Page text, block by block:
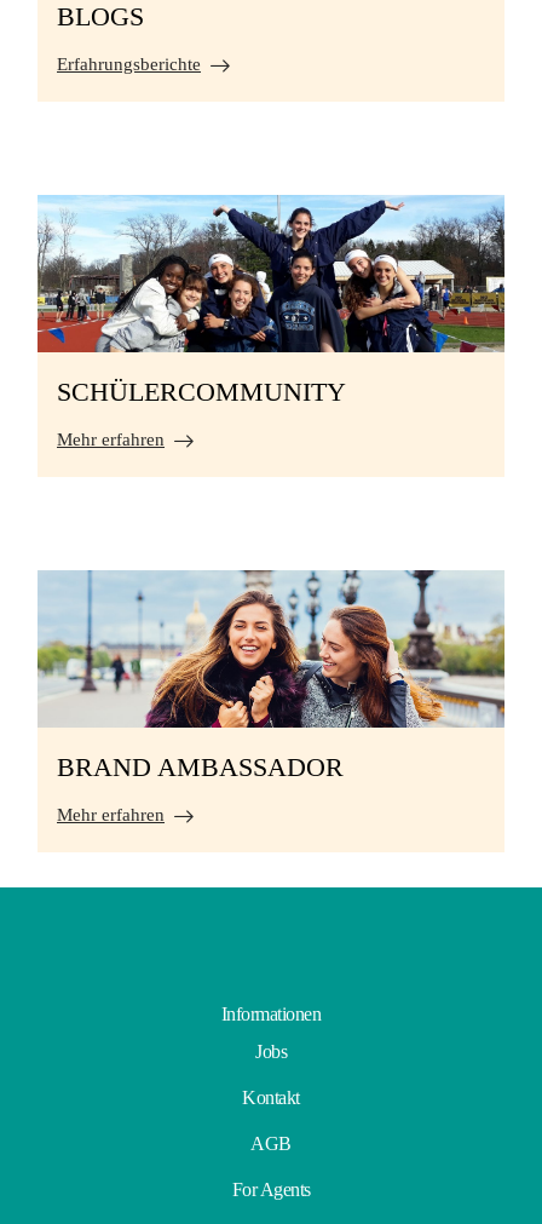
BLOGS
Erfahrungsberichte
SCHÜLERCOMMUNITY
Mehr erfahren
BRAND AMBASSADOR
Mehr erfahren
Informationen
Jobs
Kontakt
AGB
For Agents